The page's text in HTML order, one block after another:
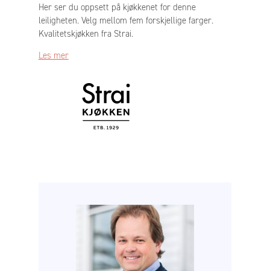
Her ser du oppsett på kjøkkenet for denne
leiligheten. Velg mellom fem forskjellige farger.
Kvalitetskjøkken fra Strai.
Les mer